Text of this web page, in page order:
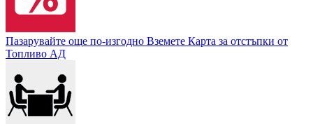
Пазарувайте още по-изгодно Вземете Карта за отстъпки от
Топливо АД